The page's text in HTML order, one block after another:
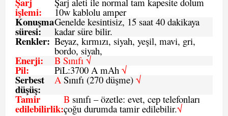
işlemi: 10w kablolu amper
Konuşma
süresi:
Genelde kesintisiz, 15 saat 40 dakikaya
kadar süre bilir.
Renkler: Beyaz, kırmızı, siyah, yeşil, mavi, gri,
bordo, siyah,
Enerji: B Sınıfı √
Pil: PiL:3700 A mAh √
Serbest
düşüş:
ASınıfı (270 düşme) √
Tamir
edilebilirlik:
B sınıfı – özetle: evet, cep telefonları
çoğu durumda tamir edilebilir.√